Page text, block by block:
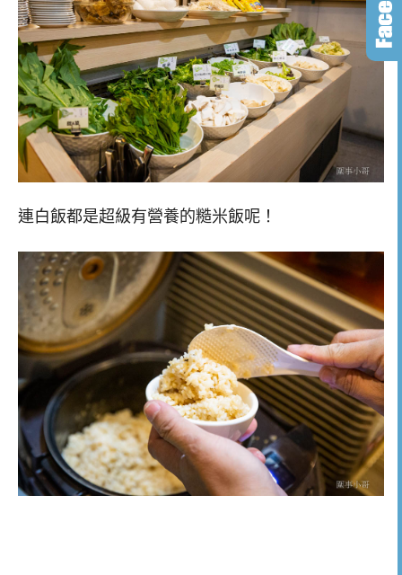
連白飯都是超級有營養的糙米飯呢！